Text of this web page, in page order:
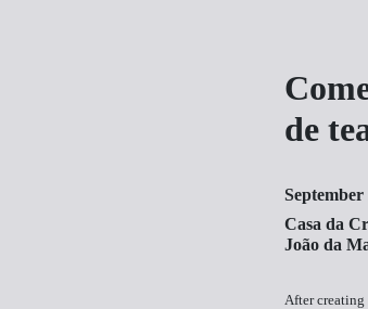
de
September
Casa da
João da
After creating